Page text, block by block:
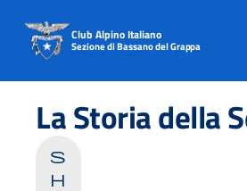
content
Club Alpino Italiano
Sezione di Bassano del Grappa
La Storia della
s
h